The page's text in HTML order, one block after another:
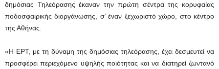
δημόσιας Τηλεόρασης έκαναν την πρώτη σέντρα της κορυφαίας
ποδοσφαιρικής διοργάνωσης, σ’ έναν ξεχωριστό χώρο, στο κέντρο
της Αθήνας.
«Η ΕΡΤ, με τη δύναμη της δημόσιας τηλεόρασης, έχει δεσμευτεί να
προσφέρει περιεχόμενο υψηλής ποιότητας και να διατηρεί ζωντανό